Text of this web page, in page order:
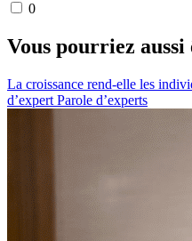
0
Vous pourriez
La croissance rend-elle les
d’expert Parole d’experts